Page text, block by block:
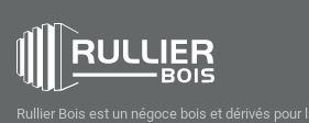
Rullier Bois est un négoce bois et dérivés pour